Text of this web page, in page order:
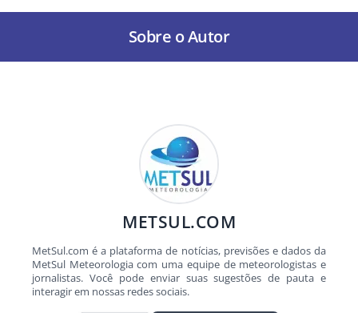
Sobre o Autor
METSUL.COM
MetSul.com é a plataforma de notícias, previsões e dados da
MetSul Meteorologia com uma equipe de meteorologistas e
jornalistas. Você pode enviar suas sugestões de pauta e
interagir em nossas redes sociais.